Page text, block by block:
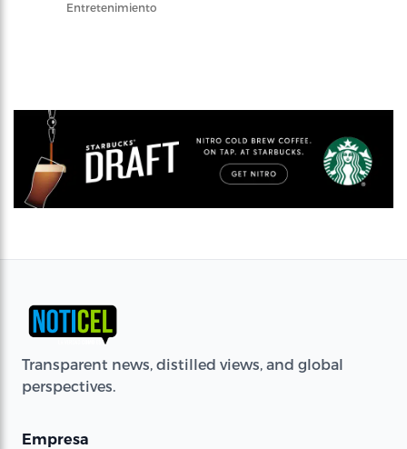
Entretenimiento
Transparent news, distilled views, and global
perspectives.
Empresa